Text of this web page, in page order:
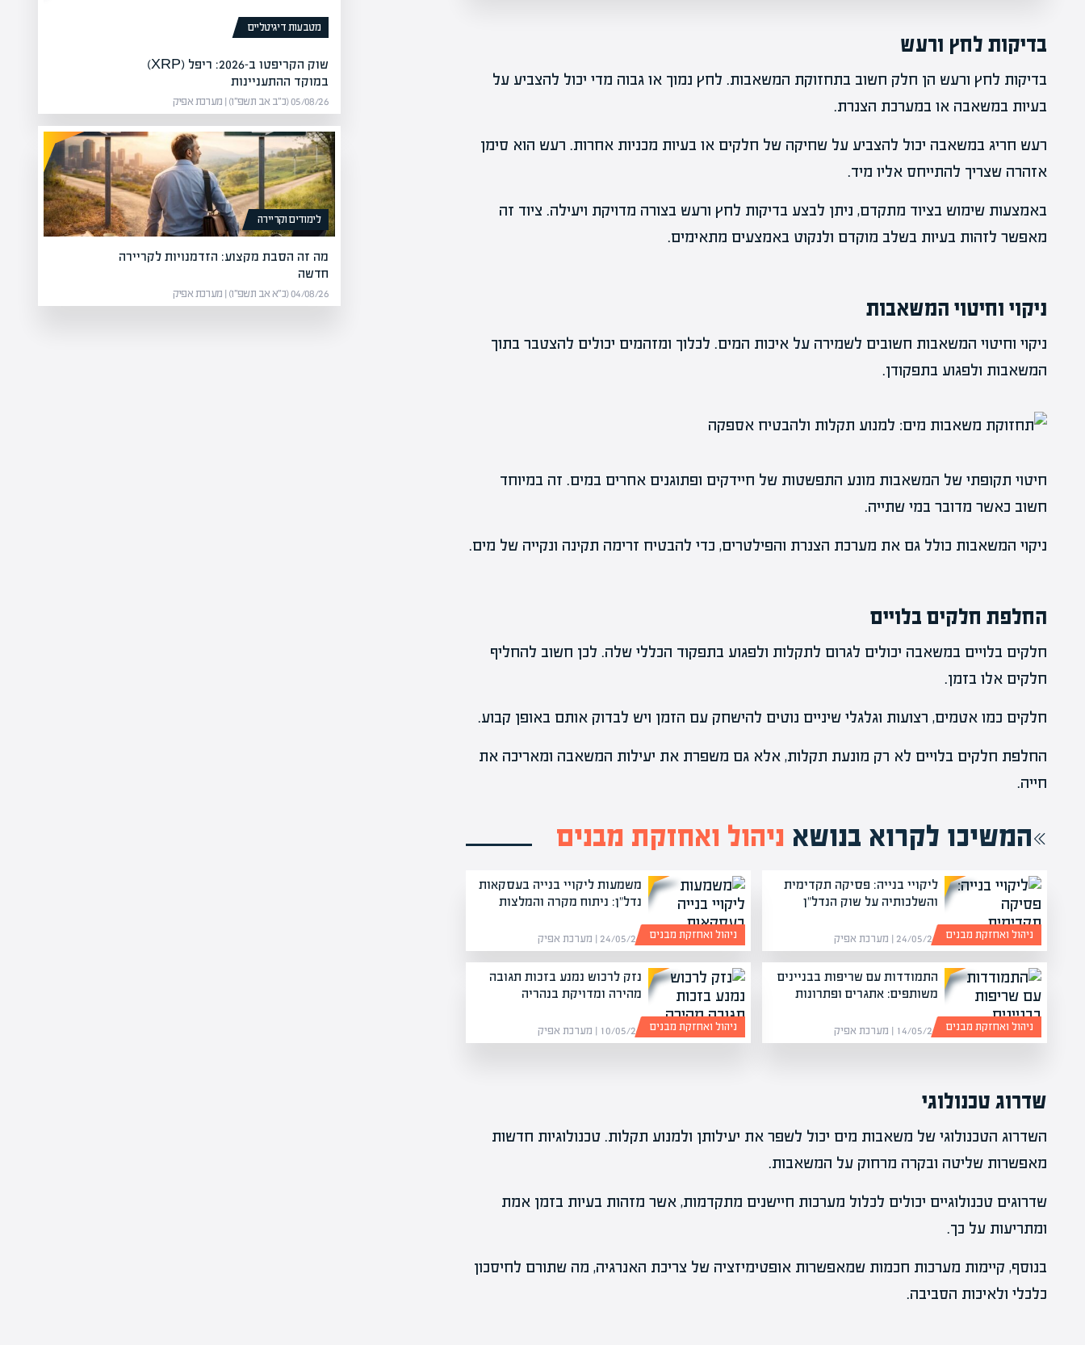
בדיקות לחץ ורעש
בדיקות לחץ ורעש הן חלק חשוב בתחזוקת המשאבות. לחץ נמוך או גבוה מדי יכול להצביע על
בעיות במשאבה או במערכת הצנרת.
רעש חריג במשאבה יכול להצביע על שחיקה של חלקים או בעיות מכניות אחרות. רעש הוא סימן
אזהרה שצריך להתייחס אליו מיד.
באמצעות שימוש בציוד מתקדם, ניתן לבצע בדיקות לחץ ורעש בצורה מדויקת ויעילה. ציוד זה
מאפשר לזהות בעיות בשלב מוקדם ולנקוט באמצעים מתאימים.
ניקוי וחיטוי המשאבות
ניקוי וחיטוי המשאבות חשובים לשמירה על איכות המים. לכלוך ומזהמים יכולים להצטבר בתוך
המשאבות ולפגוע בתפקודן.
חיטוי תקופתי של המשאבות מונע התפשטות של חיידקים ופתוגנים אחרים במים. זה במיוחד
חשוב כאשר מדובר במי שתייה.
ניקוי המשאבות כולל גם את מערכת הצנרת והפילטרים, כדי להבטיח זרימה תקינה ונקייה של מים.
החלפת חלקים בלויים
חלקים בלויים במשאבה יכולים לגרום לתקלות ולפגוע בתפקוד הכללי שלה. לכן חשוב להחליף
חלקים אלו בזמן.
חלקים כמו אטמים, רצועות וגלגלי שיניים נוטים להישחק עם הזמן ויש לבדוק אותם באופן קבוע.
החלפת חלקים בלויים לא רק מונעת תקלות, אלא גם משפרת את יעילות המשאבה ומאריכה את
חייה.
המשיכו לקרוא בנושא ניהול ואחזקת מבנים
ליקויי בנייה: פסיקה תקדימית
והשלכותיה על שוק הנדל"ן
24/05/26 | מערכת אפיק ניהול ואחזקת מבנים
משמעות ליקויי בנייה בעסקאות
נדל"ן: ניתוח מקרה והמלצות
24/05/26 | מערכת אפיק ניהול ואחזקת מבנים
התמודדות עם שריפות בבניינים
משותפים: אתגרים ופתרונות
14/05/26 | מערכת אפיק ניהול ואחזקת מבנים
נזק לרכוש נמנע בזכות תגובה
מהירה ומדויקת בנהריה
10/05/26 | מערכת אפיק ניהול ואחזקת מבנים
שדרוג טכנולוגי
השדרוג הטכנולוגי של משאבות מים יכול לשפר את יעילותן ולמנוע תקלות. טכנולוגיות חדשות
מאפשרות שליטה ובקרה מרחוק על המשאבות.
שדרוגים טכנולוגיים יכולים לכלול מערכות חיישנים מתקדמות, אשר מזהות בעיות בזמן אמת
ומתריעות על כך.
בנוסף, קיימות מערכות חכמות שמאפשרות אופטימיזציה של צריכת האנרגיה, מה שתורם לחיסכון
כלכלי ולאיכות הסביבה.
מטבעות דיגיטליים
שוק הקריפטו ב-2026: ריפל (XRP)
במוקד ההתעניינות
05/08/26 (כ״ב אב תשפ״ו) | מערכת אפיק
לימודים וקריירה
מה זה הסבת מקצוע: הזדמנויות לקריירה
חדשה
04/08/26 (כ״א אב תשפ״ו) | מערכת אפיק